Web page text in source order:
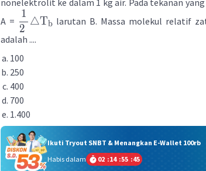
nonelektrolit ke dalam 1 kg air. Pada tekanan yang
A =
2
1
△Tb larutan B. Massa molekul relatif
adalah ....
100
250
400
700
1.400
Ikuti Tryout SNBT & Menangkan E-Wallet 100rb
Habis dalam
02 :14 :55 :44